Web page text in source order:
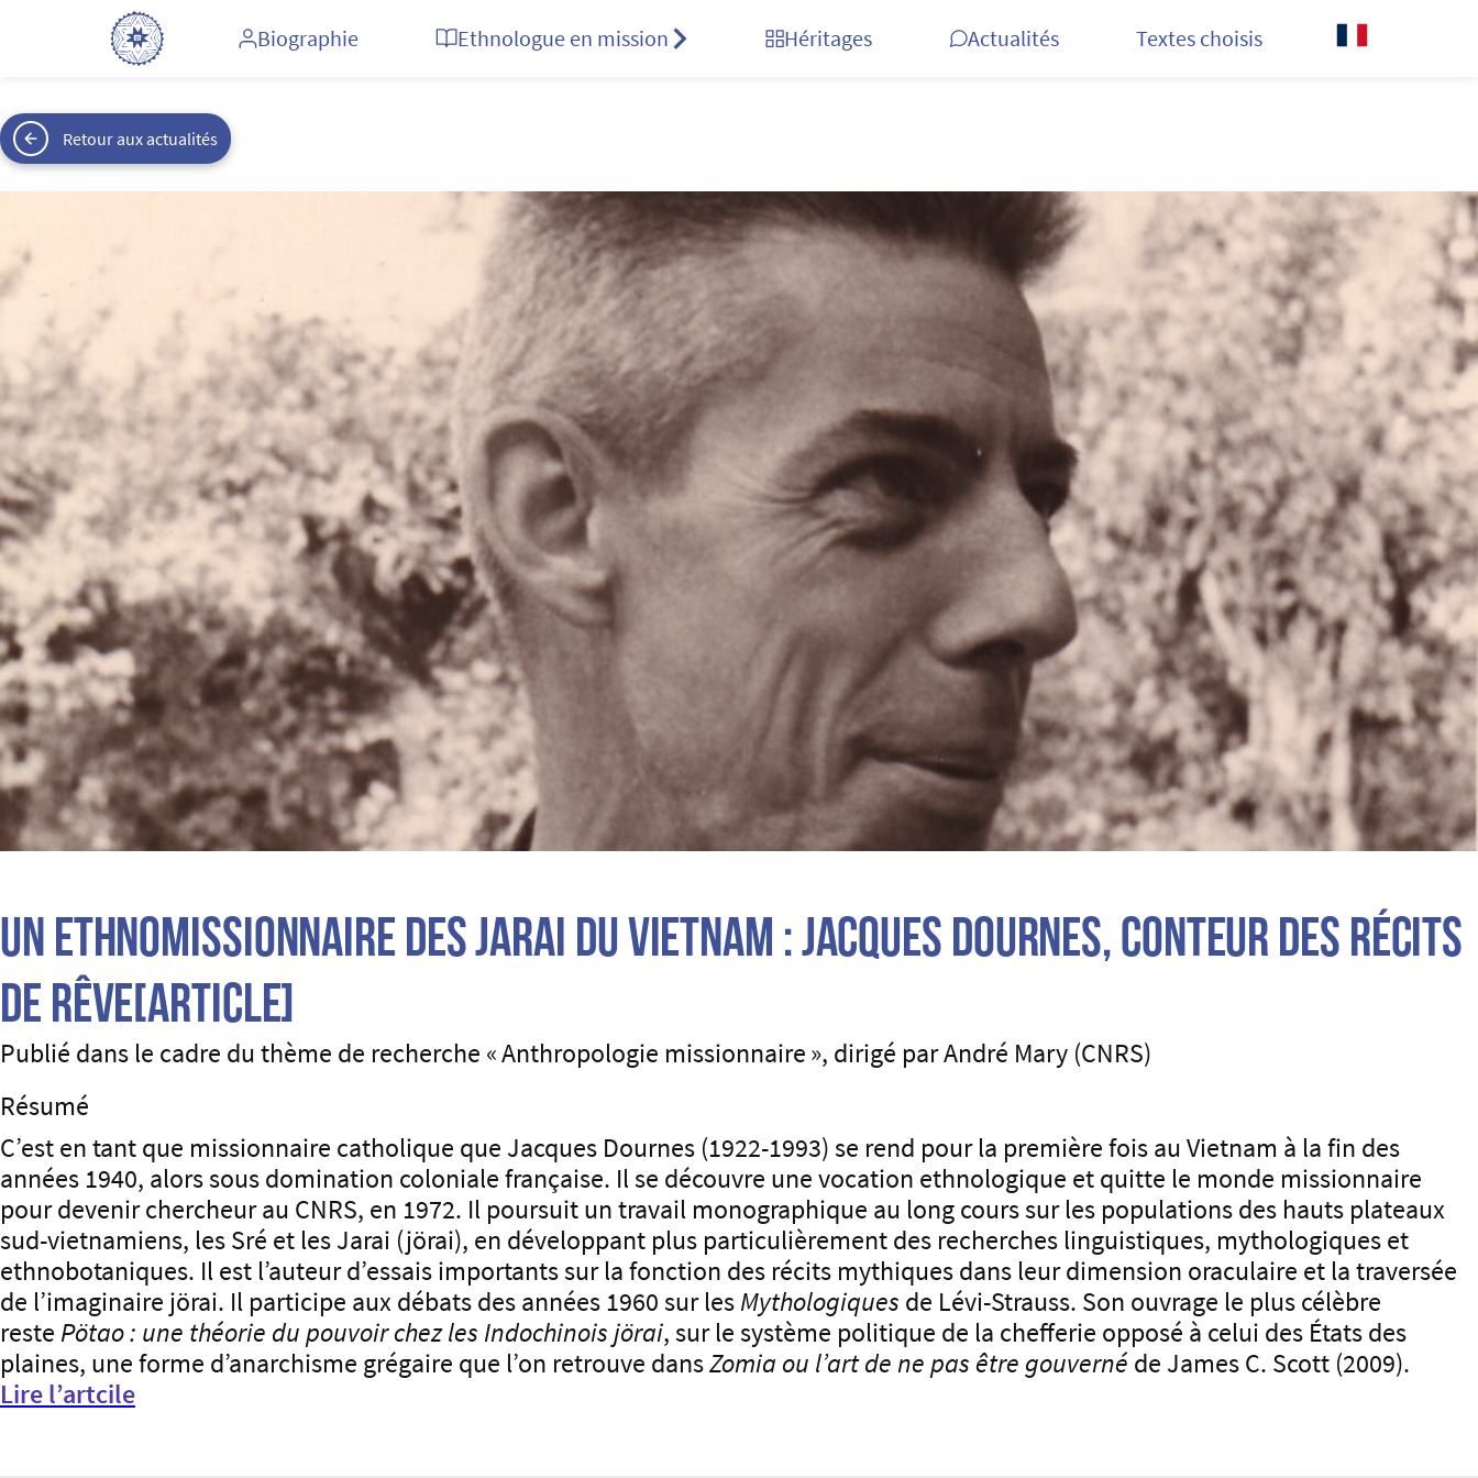
Biographie Ethnologue en mission Héritages Actualités Textes choisis
Retour aux actualités
Un ethnomissionnaire des Jarai du Vietnam : Jacques Dournes, conteur des récits
de rêve[Article]
Publié dans le cadre du thème de recherche «Anthropologie missionnaire», dirigé par André Mary (CNRS)
Résumé
C’est en tant que missionnaire catholique que Jacques Dournes (1922-1993) se rend pour la première fois au Vietnam à la fin des
années 1940, alors sous domination coloniale française. Il se découvre une vocation ethnologique et quitte le monde missionnaire
pour devenir chercheur au CNRS, en 1972. Il poursuit un travail monographique au long cours sur les populations des hauts plateaux
sud-vietnamiens, les Sré et les Jarai (jörai), en développant plus particulièrement des recherches linguistiques, mythologiques et
ethnobotaniques. Il est l’auteur d’essais importants sur la fonction des récits mythiques dans leur dimension oraculaire et la traversée
de l’imaginaire jörai. Il participe aux débats des années 1960 sur lesMythologiques de Lévi-Strauss. Son ouvrage le plus célèbre
reste Pötao : une théorie du pouvoir chez les Indochinois jörai, sur le système politique de la chefferie opposé à celui des États des
plaines, une forme d’anarchisme grégaire que l’on retrouve dansZomia ou l’art de ne pas être gouverné de James C. Scott (2009).
Lire l’artcile